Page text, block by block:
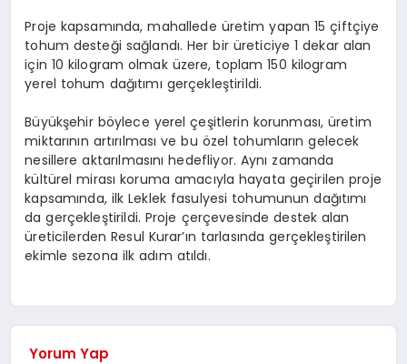
Proje kapsamında, mahallede üretim yapan 15 çiftçiye
tohum desteği sağlandı. Her bir üreticiye 1 dekar alan
için 10 kilogram olmak üzere, toplam 150 kilogram
yerel tohum dağıtımı gerçekleştirildi.
Büyükşehir böylece yerel çeşitlerin korunması, üretim
miktarının artırılması ve bu özel tohumların gelecek
nesillere aktarılmasını hedefliyor. Aynı zamanda
kültürel mirası koruma amacıyla hayata geçirilen proje
kapsamında, ilk Leklek fasulyesi tohumunun dağıtımı
da gerçekleştirildi. Proje çerçevesinde destek alan
üreticilerden Resul Kurar’ın tarlasında gerçekleştirilen
ekimle sezona ilk adım atıldı.
Yorum Yap